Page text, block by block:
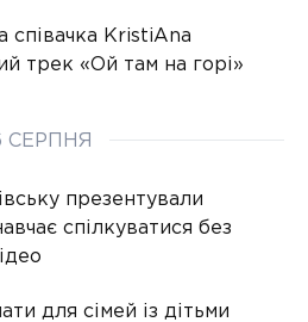
співачка KristiAna
трек «Ой там на горі»
СЕРПНЯ
презентували
спілкуватися без
для сімей із дітьми